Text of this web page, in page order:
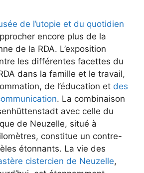
de l’utopie et du quotidien
encore plus de la
de la RDA. L’exposition
les différentes facettes du
dans la famille et le travail,
de l’éducation et des
. La combinaison
avec celle du
de Neuzelle, situé à
constitue un contre-
étonnants. La vie des
cistercien de Neuzelle,